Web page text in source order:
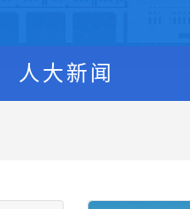
人大新闻